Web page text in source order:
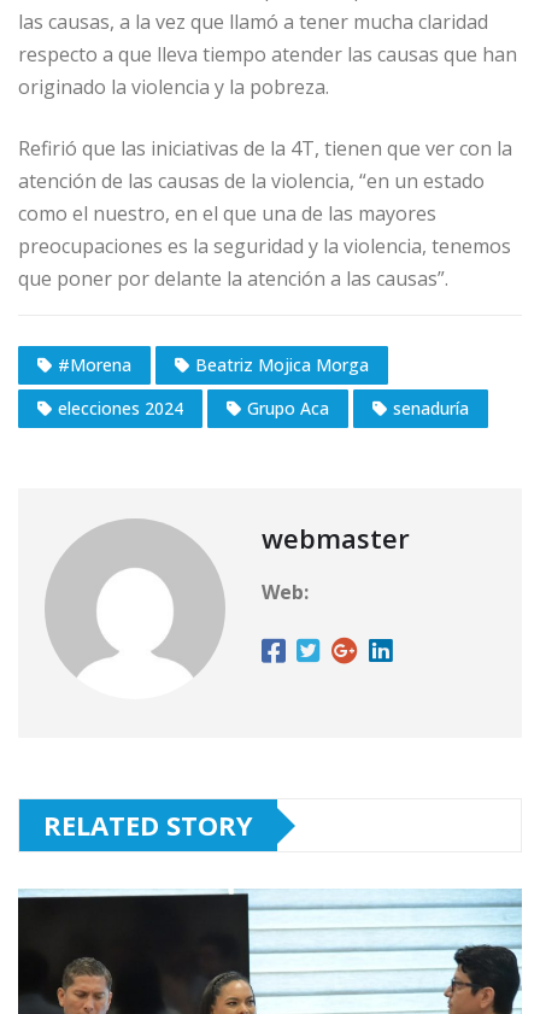
las causas, a la vez que llamó a tener mucha claridad
respecto a que lleva tiempo atender las causas que han
originado la violencia y la pobreza.
Refirió que las iniciativas de la 4T, tienen que ver con la
atención de las causas de la violencia, “en un estado
como el nuestro, en el que una de las mayores
preocupaciones es la seguridad y la violencia, tenemos
que poner por delante la atención a las causas”.
#Morena
Beatriz Mojica Morga
elecciones 2024
Grupo Aca senaduría
webmaster
Web:
RELATED STORY